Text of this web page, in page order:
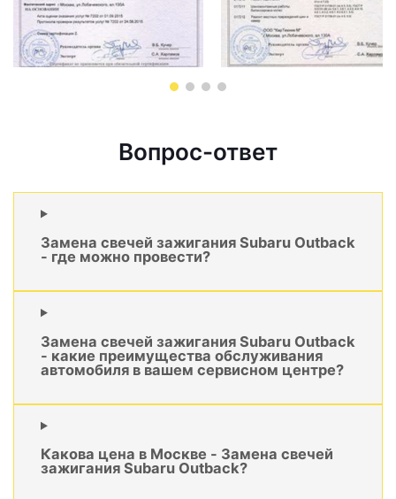
Вопрос-ответ
Замена свечей зажигания Subaru Outback
- где можно провести?
Замена свечей зажигания Subaru Outback
- какие преимущества обслуживания
автомобиля в вашем сервисном центре?
Какова цена в Москве - Замена свечей
зажигания Subaru Outback?